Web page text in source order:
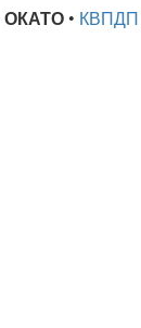
ОКАТО• КВПДП